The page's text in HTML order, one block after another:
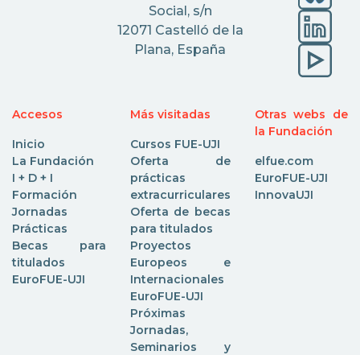
Social, s/n
12071 Castelló de la
Plana, España
Accesos
Inicio
La Fundación
I + D + I
Formación
Jornadas
Prácticas
Becas para
titulados
EuroFUE-UJI
Más visitadas
Cursos FUE-UJI
Oferta de
prácticas
extracurriculares
Oferta de becas
para titulados
Proyectos
Europeos e
Internacionales
EuroFUE-UJI
Próximas
Jornadas,
Seminarios y
Otras webs de
la Fundación
elfue.com
EuroFUE-UJI
InnovaUJI